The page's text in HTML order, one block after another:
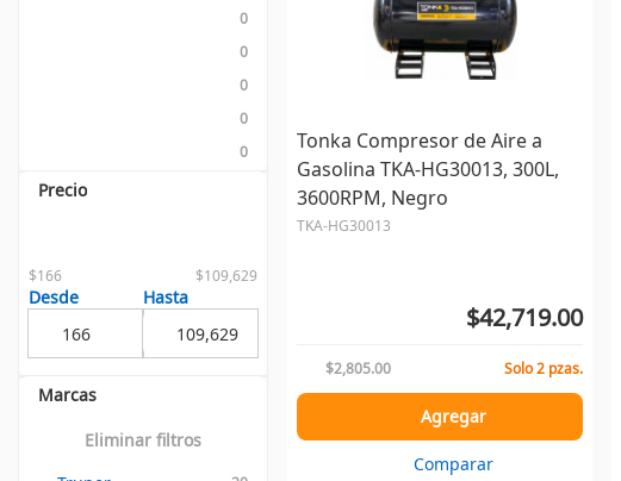
0
0
0
0
0
Precio
$166 $109,629
Desde Hasta
Marcas
Eliminar filtros
Tonka Compresor de Aire a
Gasolina TKA-HG30013, 300L,
3600RPM, Negro
TKA-HG30013
$42,719.00
$2,805.00 Solo 2 pzas.
Agregar
Comparar